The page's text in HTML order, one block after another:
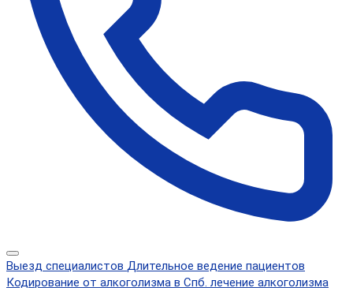
Выезд специалистов Длительное ведение пациентов
Кодирование от алкоголизма в Спб. лечение алкоголизма